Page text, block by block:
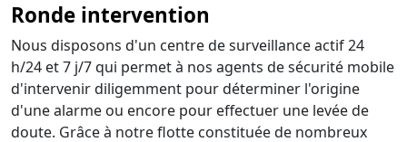
Ronde intervention
Nous disposons d'un centre de surveillance actif 24
h/24 et 7 j/7 qui permet à nos agents de sécurité mobile
d'intervenir diligemment pour déterminer l'origine
d'une alarme ou encore pour effectuer une levée de
doute. Grâce à notre flotte constituée de nombreux